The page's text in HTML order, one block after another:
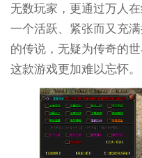
无数玩家，更通过万人
一个活跃、紧张而又充
的传说，无疑为传奇的
这款游戏更加难以忘怀。